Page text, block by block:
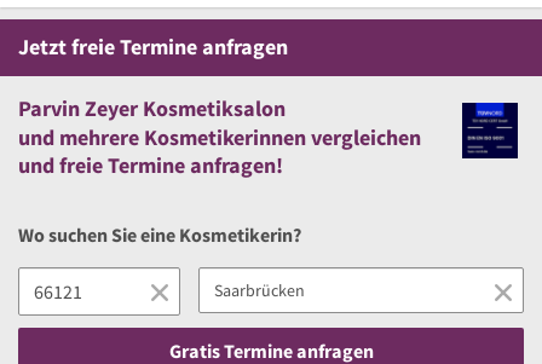
JetztfreieTermine anfragen
Parvin Zeyer Kosmetiksalon
und mehrere Kosmetikerinnen vergleichen
undfreieTermine anfragen!
Wo suchen Sie eine Kosmetikerin?
Gratis Termine anfragen